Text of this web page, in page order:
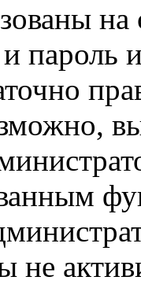
на
и пароль
не